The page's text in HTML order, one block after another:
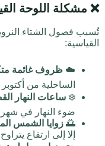
❌ مشكلة اللوحة
تُسبب فصول الشتاء
القياسية:
☁️ ظروف غائمة
الساحلية من
❄️ ساعات النهار
ضوء النهار في شهر
🌅 زوايا الشمس
إلا إلى ارتفاع يتراوح بين 10 و15 درجة